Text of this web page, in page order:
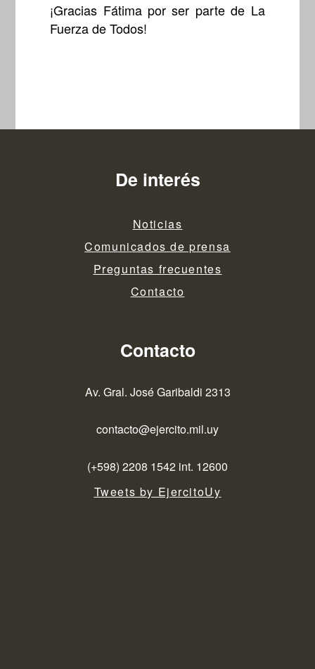
¡Gracias Fátima por ser parte de La
Fuerza de Todos!
De interés
Noticias
Comunicados de prensa
Preguntas frecuentes
Contacto
Contacto
Av. Gral. José Garibaldi 2313
contacto@ejercito.mil.uy
(+598) 2208 1542 int. 12600
Tweets by EjercitoUy